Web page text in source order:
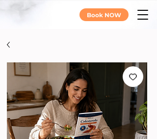
Book NOW